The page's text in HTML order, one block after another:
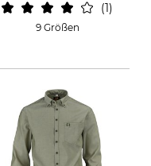
1
9 Größen